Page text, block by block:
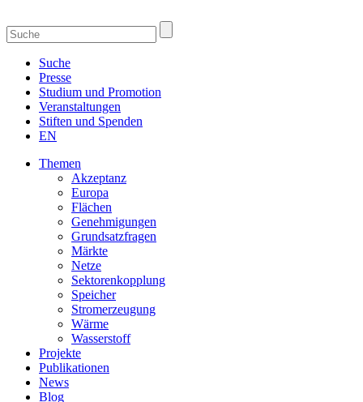
Suche
Presse
Studium und Promotion
Veranstaltungen
Stiften und Spenden
EN
Themen
Akzeptanz
Europa
Flächen
Genehmigungen
Grundsatzfragen
Märkte
Netze
Sektorenkopplung
Speicher
Stromerzeugung
Wärme
Wasserstoff
Projekte
Publikationen
News
Blog